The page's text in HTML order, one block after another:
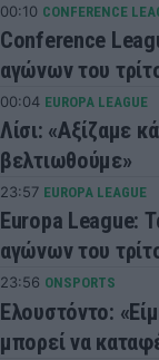
00:10 CONFERENCE
Conference
αγώνων του
00:04 EUROPA LEAGUE
Λίσι: «Αξίζαμε
βελτιωθούμε»
23:57 EUROPA LEAGUE
Europa League:
αγώνων του
23:56 ONSPORTS
Ελουστόντο:
μπορεί να